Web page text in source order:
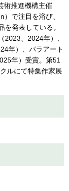
術推進機構主催
で注目を浴び、
発表している。
2023、2024年）、
年）、パラアート
年）受賞。第51
ルにて特集作家展